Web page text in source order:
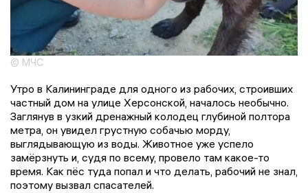
© МЧС
Утро в Калининграде для одного из рабочих, строивших
частный дом на улице Херсонской, началось необычно.
Заглянув в узкий дренажный колодец глубиной полтора
метра, он увидел грустную собачью морду,
выглядывающую из воды. Животное уже успело
замёрзнуть и, судя по всему, провело там какое-то
время. Как пёс туда попал и что делать, рабочий не знал,
поэтому вызвал спасателей.